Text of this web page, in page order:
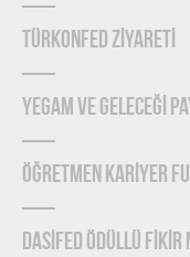
TÜRKONFED ZİYARETİ
YEGAM ve GELECEĞİ
ÖĞRETMEN KARİYER
DASİFED ÖDÜLLÜ FİKİR